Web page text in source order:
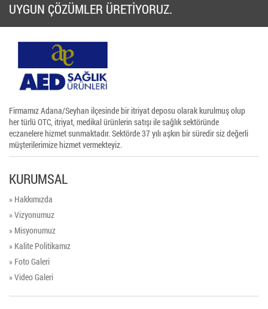
UYGUN ÇÖZÜMLER ÜRETİYORUZ.
Firmamız Adana/Seyhan ilçesinde bir itriyat deposu olarak kurulmuş olup
her türlü OTC, itriyat, medikal ürünlerin satışı ile sağlık sektöründe
eczanelere hizmet sunmaktadır. Sektörde 37 yılı aşkın bir süredir siz değerli
müşterilerimize hizmet vermekteyiz.
KURUMSAL
» Hakkımızda
» Vizyonumuz
» Misyonumuz
» Kalite Politikamız
» Foto Galeri
» Video Galeri